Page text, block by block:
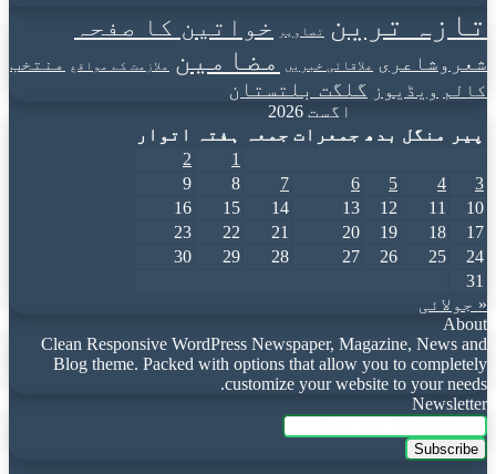
تازہ ترین تصاویر خواتین کا صفحہ
شعروشاعری علاقائی خبریں مضامین ملازمت کے مواقع
منتخب
کالم ویڈیوز گلگت بلتستان
اگست 2026
پیر
منگل بدھ جمعرات جمعہ ہفتہ
اتوار
1
2
3
4
5
6
7
8
9
10
11
12
13
14
15
16
17
18
19
20
21
22
23
24
25
26
27
28
29
30
31
« جولائی
About
Clean Responsive WordPress Newspaper, Magazine, News and
Blog theme. Packed with options that allow you to completely
customize your website to your needs.
Newsletter
Enter
your
Email